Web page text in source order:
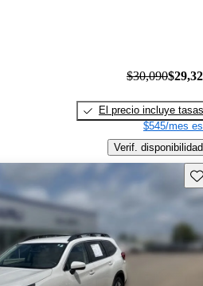
$30,090
El precio incluye tasas
$545/mes
Verif. disponibilidad